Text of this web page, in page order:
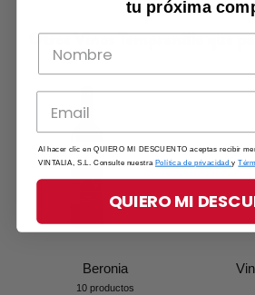
Otros Vinos Tempranillo que
Beronia
10 productos
tu próxima
Al hacer clic en QUIERO MI DESCUENTO aceptas recibir
VINTALIA, S.L. Consulte nuestra Política de privacidady
QUIERO MI